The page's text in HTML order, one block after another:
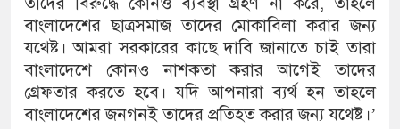
বাংলাদেশের ছাত্রসমাজ তাদের মোকাবিলা করার জন্য
যথেষ্ট। আমরা সরকারের কাছে দাবি জানাতে চাই তারা
বাংলাদেশে কোনও নাশকতা করার আগেই তাদের
গ্রেফতার করতে হবে। যদি আপনারা ব্যর্থ হন তাহলে
বাংলাদেশের জনগনই তাদের প্রতিহত করার জন্য যথেষ্ট।’